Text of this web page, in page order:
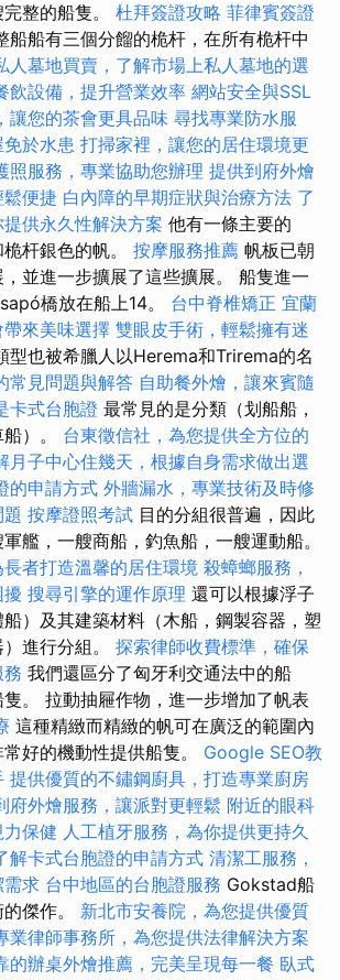
整的船隻。 杜拜簽證攻略 菲律賓簽證
船船有三個分餾的桅杆，在所有桅杆中
人墓地買賣，了解市場上私人墓地的選
飲設備，提升營業效率 網站安全與SSL
讓您的茶會更具品味 尋找專業防水服
於水患 打掃家裡，讓您的居住環境更
照服務，專業協助您辦理 提供到府外燴
便捷 白內障的早期症狀與治療方法 了
供永久性解決方案 他有一條主要的
杆銀色的帆。 按摩服務推薦 帆板已朝
並進一步擴展了這些擴展。 船隻進一
橋放在船上14。 台中脊椎矯正 宜蘭
來美味選擇 雙眼皮手術，輕鬆擁有迷
型也被希臘人以Herema和Trirema的名
常見問題與解答 自助餐外燴，讓來賓隨
卡式台胞證 最常見的是分類（划船船，
）。 台東徵信社，為您提供全方位的
月子中心住幾天，根據自身需求做出選
的申請方式 外牆漏水，專業技術及時修
按摩證照考試 目的分組很普遍，因此
艦，一艘商船，釣魚船，一艘運動船。
者打造溫馨的居住環境 殺蟑螂服務，
搜尋引擎的運作原理 還可以根據浮子
）及其建築材料（木船，鋼製容器，塑
進行分組。 探索律師收費標準，確保
我們還區分了匈牙利交通法中的船
。 拉動抽屜作物，進一步增加了帆表
這種精緻而精緻的帆可在廣泛的範圍內
好的機動性提供船隻。 Google SEO教
提供優質的不鏽鋼廚具，打造專業廚房
府外燴服務，讓派對更輕鬆 附近的眼科
保健 人工植牙服務，為你提供更持久
解卡式台胞證的申請方式 清潔工服務，
需求 台中地區的台胞證服務 Gokstad船
傑作。 新北市安養院，為您提供優質
業律師事務所，為您提供法律解決方案
的辦桌外燴推薦，完美呈現每一餐 臥式